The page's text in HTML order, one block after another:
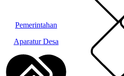
Pemerintahan
Aparatur Desa